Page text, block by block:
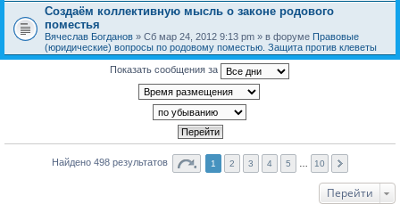
Создаём коллективную мысль о законе родового
поместья
Вячеслав Богданов » Сб мар 24, 2012 9:13 pm » в форуме Правовые
(юридические) вопросы по родовому поместью. Защита против клеветы
Показать сообщения за
Найдено 498 результатов 1 2 3 4 5 10
Перейти